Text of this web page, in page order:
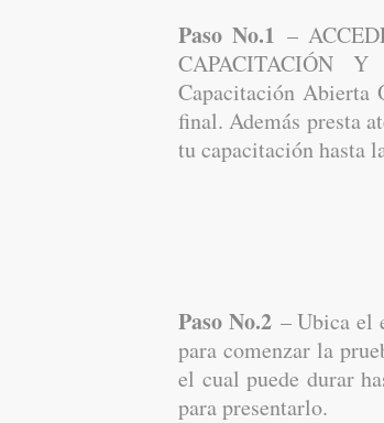
Paso No.1 –
CAPACITACIÓN Y
Capacitación Abierta
final. Además presta
tu capacitación hasta
Paso No.2– Ubica el
para comenzar la
el cual puede durar
para presentarlo.